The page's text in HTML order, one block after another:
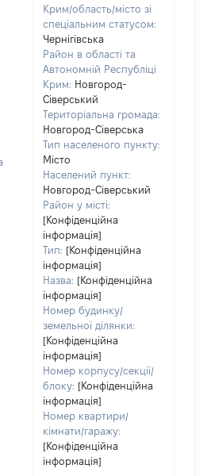
Крим/область/місто зі
спеціальним статусом:
Чернігівська
Район в області та
Автономній Республіці
Крим: Новгород-
Сіверський
Територіальна громада:
Новгород-Сіверська
Тип населеного пункту:
Місто
Населений пункт:
Новгород-Сіверський
Район у місті:
[Конфіденційна
інформація]
Тип: [Конфіденційна
інформація]
Назва: [Конфіденційна
інформація]
Номер будинку/
земельної ділянки:
[Конфіденційна
інформація]
Номер корпусу/секції/
блоку: [Конфіденційна
інформація]
Номер квартири/
кімнати/гаражу:
[Конфіденційна
інформація]